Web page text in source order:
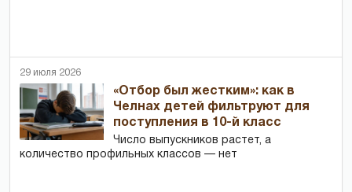
29 июля 2026
«Отбор был жестким»: как в
Челнах детей фильтруют для
поступления в 10-й класс
Число выпускников растет, а
количество профильных классов — нет